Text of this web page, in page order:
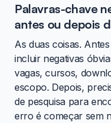
Palavras-chave
antes ou depois
As duas coisas.
incluir negativas
vagas, cursos,
escopo. Depois,
de pesquisa para
erro é começar sem